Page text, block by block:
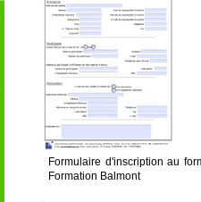
Formulaire d'inscription au
Formation Balmont